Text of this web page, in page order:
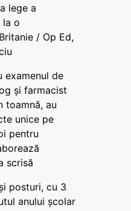
lege a
la o
/ Op Ed,
examenul de
și farmacist
toamnă, au
unice pe
pentru
scrisă
posturi, cu 3
anului școlar